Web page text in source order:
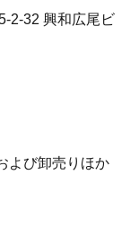
2-32 興和広尾ビ
よび卸売りほか